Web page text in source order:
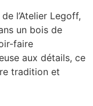
l’Atelier Legoff,
un bois de
faire
aux détails, ce
tradition et